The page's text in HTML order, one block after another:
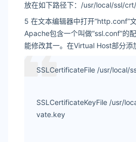
放在如下路径下：/usr/local/ssl/crt/
5 在文本编辑器中打开“http.conf”
Apache包含一个叫做“ssl.conf”的
能修改其一。在Virtual Host部分添
SSLCertificateFile /usr/local/
SSLCertificateKeyFile /usr/
vate.key